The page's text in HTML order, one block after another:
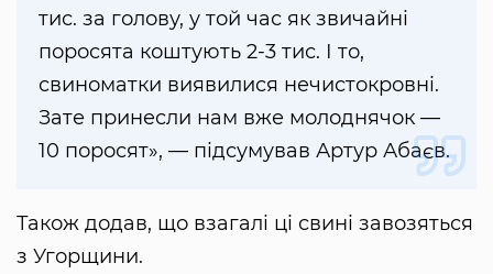
тис. за голову, у той час як звичайні
поросята коштують 2-3 тис. І то,
свиноматки виявилися нечистокровні.
Зате принесли нам вже молоднячок —
10 поросят», — підсумував Артур Абаєв.
Також додав, що взагалі ці свині завозяться
з Угорщини.